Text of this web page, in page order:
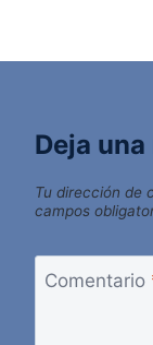
Deja
Tu dirección de
campos
Comentario